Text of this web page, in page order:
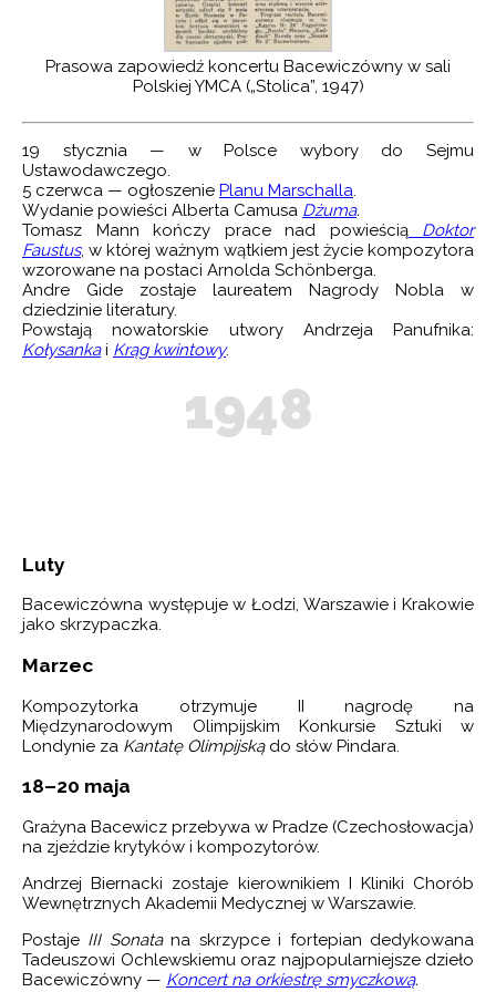
Prasowa zapowiedź koncertu Bacewiczówny w sali
Polskiej YMCA („Stolica”, 1947)
19 stycznia — w Polsce wybory do Sejmu
Ustawodawczego.
5 czerwca — ogłoszenie Planu Marschalla.
Wydanie powieści Alberta Camusa Dżuma.
Tomasz Mann kończy prace nad powieściąDoktor
Faustus, w której ważnym wątkiem jest życie kompozytora
wzorowane na postaci Arnolda Schönberga.
Andre Gide zostaje laureatem Nagrody Nobla w
dziedzinie literatury.
Powstają nowatorskie utwory Andrzeja Panufnika:
Kołysankai Krąg kwintowy.
1948
Luty
Bacewiczówna występuje w Łodzi, Warszawie i Krakowie
jako skrzypaczka.
Marzec
Kompozytorka otrzymuje II nagrodę na
Międzynarodowym Olimpijskim Konkursie Sztuki w
Londynie za Kantatę Olimpijską do słów Pindara.
18–20 maja
Grażyna Bacewicz przebywa w Pradze (Czechosłowacja)
na zjeździe krytyków i kompozytorów.
Andrzej Biernacki zostaje kierownikiem I Kliniki Chorób
Wewnętrznych Akademii Medycznej w Warszawie.
Postaje III Sonatana skrzypce i fortepian dedykowana
Tadeuszowi Ochlewskiemu oraz najpopularniejsze dzieło
Bacewiczówny — Koncert na orkiestrę smyczkową.